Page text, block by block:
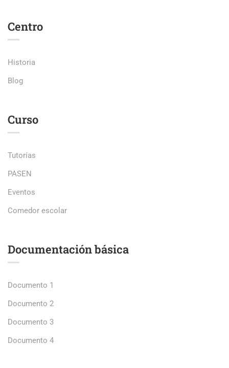
Centro
Historia
Blog
Curso
Tutorías
PASEN
Eventos
Comedor escolar
Documentación básica
Documento 1
Documento 2
Documento 3
Documento 4